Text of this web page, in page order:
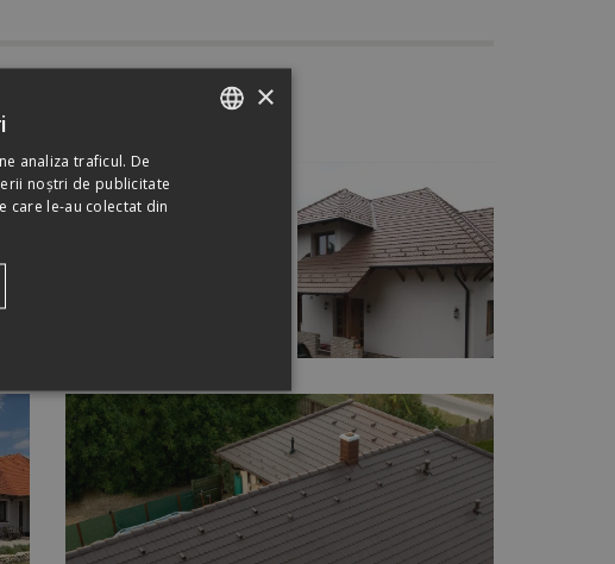
×
analiza traficul. De
noștri de publicitate
care le-au colectat din